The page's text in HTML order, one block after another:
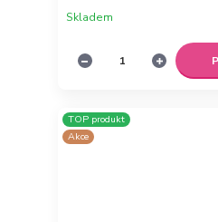
Skladem
TOP produkt
Akce